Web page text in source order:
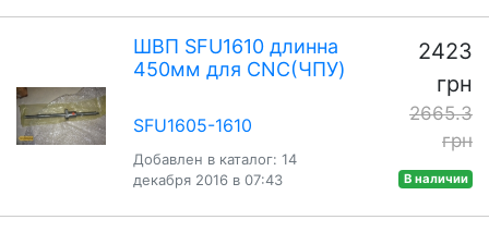
ШВП SFU1610 длинна
450мм для CNC(ЧПУ)
SFU1605-1610
Добавлен в каталог: 14
декабря 2016 в 07:43
2423
грн
2665.3
грн
В наличии